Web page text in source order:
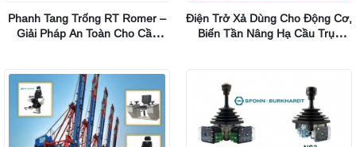
Phanh Tang Trống RT Romer –
Giải Pháp An Toàn Cho Cầu
Điện Trở Xả Dùng Cho Động Cơ,
Biến Tần Nâng Hạ Cầu Trục